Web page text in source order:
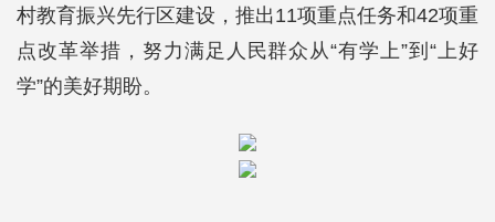
村教育振兴先行区建设，推出11项重点任务和42项重
点改革举措，努力满足人民群众从“有学上”到“上好
学”的美好期盼。